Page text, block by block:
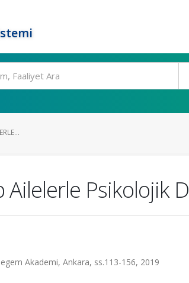
Psikolojik
Akademi, Ankara, ss.113-156, 2019